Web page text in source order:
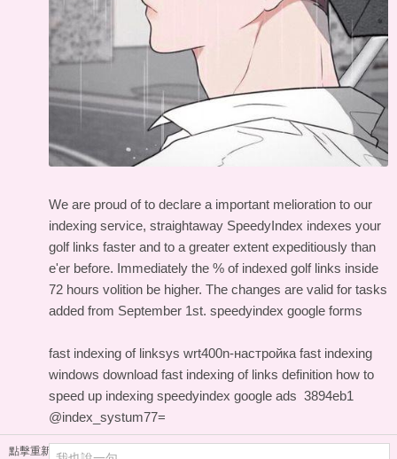
We are proud of to declare a important melioration to our
indexing service, straightaway SpeedyIndex indexes your
golf links faster and to a greater extent expeditiously than
e'er before. Immediately the % of indexed golf links inside
72 hours volition be higher. The changes are valid for tasks
added from September 1st. speedyindex google forms
fast indexing of linksys wrt400n-настройка fast indexing
windows download fast indexing of links definition how to
speed up indexing speedyindex google ads 3894eb1
@index_systum77=
點擊重新加載